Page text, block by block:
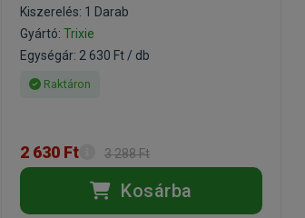
Kiszerelés: 1 Darab
Gyártó: Trixie
Egységár: 2 630 Ft / db
Raktáron
2 630 Ft 3 288 Ft
Kosárba